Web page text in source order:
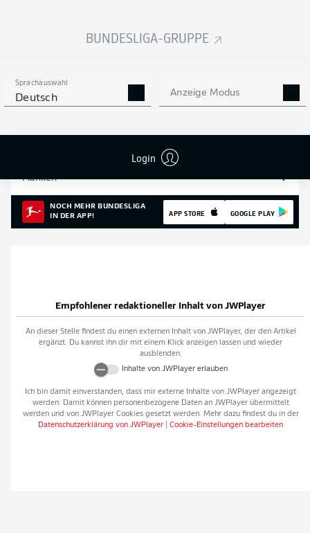
BUNDESLIGA-GRUPPE
Sprachauswahl
Deutsch Anzeige Modus
Login
Intensive Läufe
Flanken 7
NOCH MEHR BUNDESLIGA
IN DER APP!
APP STORE GOOGLE PLAY
Empfohlener redaktioneller Inhalt von JWPlayer
An dieser Stelle findest du einen externen Inhalt von JWPlayer, der den Artikel
ergänzt. Du kannst ihn dir mit einem Klick anzeigen lassen und wieder
ausblenden.
Inhalte von JWPlayererlauben
Ich bin damit einverstanden, dass mir externe Inhalte von JWPlayer angezeigt
werden. Damit können personenbezogene Daten an JWPlayerübermittelt
werden und von JWPlayerCookies gesetzt werden. Mehr dazu findest du in der
Datenschutzerklärung von JWPlayer Cookie-Einstellungen bearbeiten